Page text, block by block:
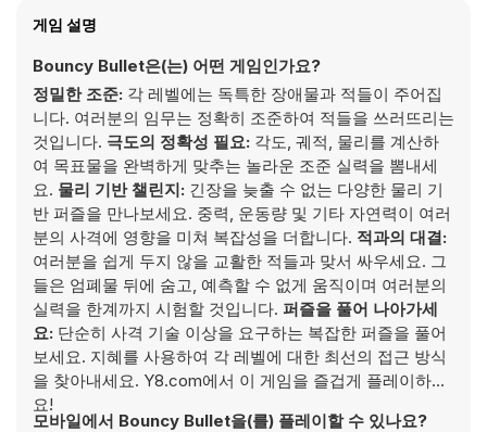
게임 설명
Bouncy Bullet은(는) 어떤 게임인가요?
정밀한 조준: 각 레벨에는 독특한 장애물과 적들이 주어집
니다. 여러분의 임무는 정확히 조준하여 적들을 쓰러뜨리는
것입니다. 극도의 정확성 필요: 각도, 궤적, 물리를 계산하
여 목표물을 완벽하게 맞추는 놀라운 조준 실력을 뽐내세
요. 물리 기반 챌린지: 긴장을 늦출 수 없는 다양한 물리 기
반 퍼즐을 만나보세요. 중력, 운동량 및 기타 자연력이 여러
분의 사격에 영향을 미쳐 복잡성을 더합니다. 적과의 대결:
여러분을 쉽게 두지 않을 교활한 적들과 맞서 싸우세요. 그
들은 엄폐물 뒤에 숨고, 예측할 수 없게 움직이며 여러분의
실력을 한계까지 시험할 것입니다. 퍼즐을 풀어 나아가세
요: 단순히 사격 기술 이상을 요구하는 복잡한 퍼즐을 풀어
보세요. 지혜를 사용하여 각 레벨에 대한 최선의 접근 방식
을 찾아내세요. Y8.com에서 이 게임을 즐겁게 플레이하세
요!
모바일에서 Bouncy Bullet을(를) 플레이할 수 있나요?